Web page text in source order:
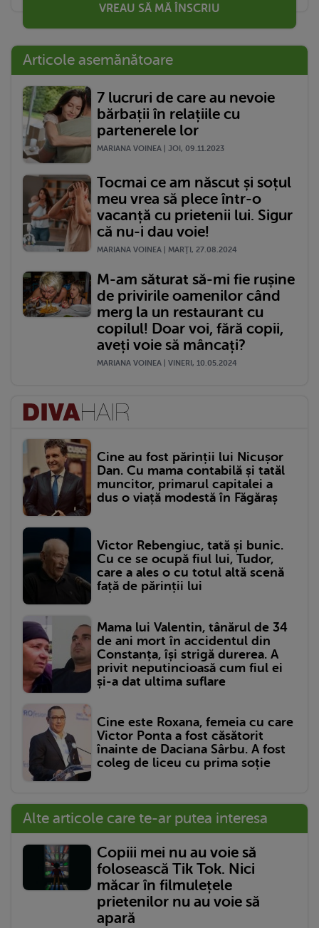
VREAU SĂ MĂ ÎNSCRIU
Articole asemănătoare
7 lucruri de care au nevoie
bărbații în relațiile cu
partenerele lor
MARIANA VOINEA | JOI, 09.11.2023
Tocmai ce am născut și soțul
meu vrea să plece într-o
vacanță cu prietenii lui. Sigur
că nu-i dau voie!
MARIANA VOINEA | MARŢI, 27.08.2024
M-am săturat să-mi fie rușine
de privirile oamenilor când
merg la un restaurant cu
copilul! Doar voi, fără copii,
aveți voie să mâncați?
MARIANA VOINEA | VINERI, 10.05.2024
Cine au fost părinții lui Nicușor
Dan. Cu mama contabilă și tatăl
muncitor, primarul capitalei a
dus o viață modestă în Făgăraș
Victor Rebengiuc, tată și bunic.
Cu ce se ocupă fiul lui, Tudor,
care a ales o cu totul altă scenă
față de părinții lui
Mama lui Valentin, tânărul de 34
de ani mort în accidentul din
Constanța, își strigă durerea. A
privit neputincioasă cum fiul ei
și-a dat ultima suflare
Cine este Roxana, femeia cu care
Victor Ponta a fost căsătorit
înainte de Daciana Sârbu. A fost
coleg de liceu cu prima soție
Alte articole care te-ar putea interesa
Copiii mei nu au voie să
folosească Tik Tok. Nici
măcar în filmulețele
prietenilor nu au voie să
apară